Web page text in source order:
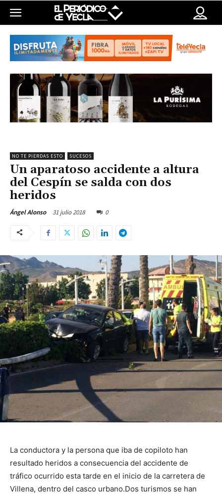
NO TE PIERDAS ESTO SUCESOS
Un aparatoso accidente a altura
del Cespín se salda con dos
heridos
Ángel Alonso 31 julio 2018 0
La conductora y la persona que iba de copiloto han
resultado heridos a consecuencia del accidente de
tráfico ocurrido esta tarde en el inicio de la carretera de
Villena, dentro del casco urbano.Dos turismos se han